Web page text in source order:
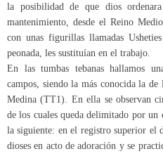
la posibilidad de que dios
mantenimiento, desde el Reino
con unas figurillas llamadas Usheties
peonada, les sustituían en el trabajo.
En las tumbas tebanas hallamos
campos, siendo la más conocida la
Medina (TT1). En ella se observan
de los cuales queda delimitado por
la siguiente: en el registro superior el
dioses en acto de adoración y se